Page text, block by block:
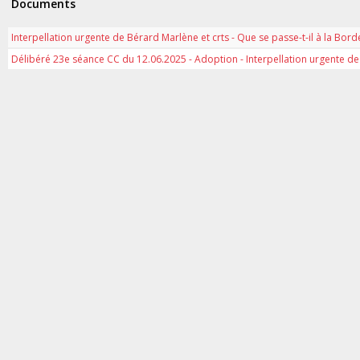
Documents
Interpellation urgente de Bérard Marlène et crts - Que se passe-t-il à la
Délibéré 23e séance CC du 12.06.2025 - Adoption - Interpellation urgente